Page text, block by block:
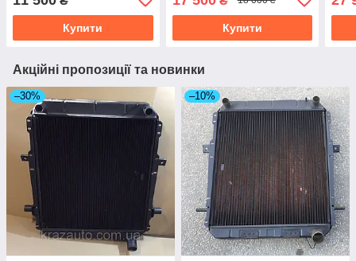
Купити
1301010-10
Купити
Акційні пропозиції та новинки
–30% –10%